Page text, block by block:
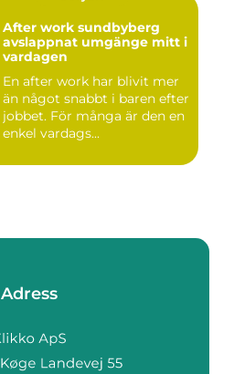
After work sundbyberg
avslappnat umgänge mitt i
vardagen
En after work har blivit mer
än något snabbt i baren efter
jobbet. För många är den en
enkel vardags...
Adress